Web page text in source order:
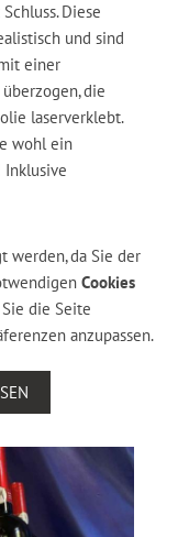
Diese
und sind
einer
die
laserverklebt.
wohl ein
Inklusive
werden, da Sie der
Cookies
die Seite
anzupassen.